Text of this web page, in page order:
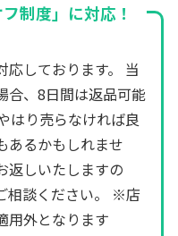
制度」に対応！
応しております。 当
合、8日間は返品可能
はり売らなければ良
あるかもしれませ
返しいたしますの
相談ください。 ※店
用外となります